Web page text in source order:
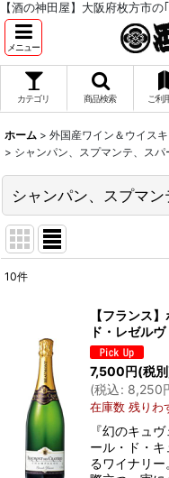
【酒の神田屋】大阪府枚方市
メニュー
カテゴリ 商品検索 ご利
ホーム > 外国産ワイン＆ウイス
> シャンパン、スプマンテ、ス
シャンパン、スプマ
並び順
10件
【フランス
ド・レゼル
7,500円(税
(税込: 8,250
在庫数 残りわ
『幻のキュ
ール・ド・
るワイナリ